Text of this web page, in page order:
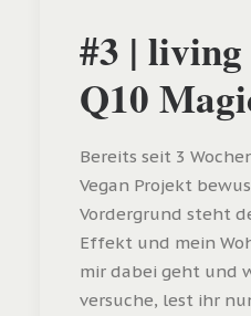
#3 | living
Q10
Bereits seit 3
Vegan Projekt
Vordergrund steht
Effekt und mein
mir dabei geht und
versuche, lest ihr